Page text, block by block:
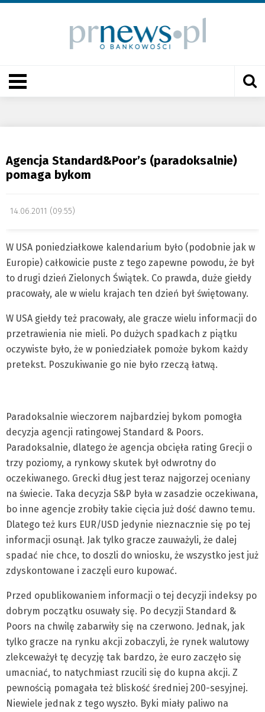
Agencja Standard&Poor’s (paradoksalnie)
pomaga bykom
14.06.2011 (09:55)
W USA poniedziałkowe kalendarium było (podobnie jak w
Europie) całkowicie puste z tego zapewne powodu, że był
to drugi dzień Zielonych Świątek. Co prawda, duże giełdy
pracowały, ale w wielu krajach ten dzień był świętowany.
W USA giełdy też pracowały, ale gracze wielu informacji do
przetrawienia nie mieli. Po dużych spadkach z piątku
oczywiste było, że w poniedziałek pomoże bykom każdy
pretekst. Poszukiwanie go nie było rzeczą łatwą.
Paradoksalnie wieczorem najbardziej bykom pomogła
decyzja agencji ratingowej Standard & Poors.
Paradoksalnie, dlatego że agencja obcięła rating Grecji o
trzy poziomy, a rynkowy skutek był odwrotny do
oczekiwanego. Grecki dług jest teraz najgorzej oceniany
na świecie. Taka decyzja S&P była w zasadzie oczekiwana,
bo inne agencje zrobiły takie cięcia już dość dawno temu.
Dlatego też kurs EUR/USD jedynie nieznacznie się po tej
informacji osunął. Jak tylko gracze zauważyli, że dalej
spadać nie chce, to doszli do wniosku, że wszystko jest już
zdyskontowane i zaczęli euro kupować.
Przed opublikowaniem informacji o tej decyzji indeksy po
dobrym początku osuwały się. Po decyzji Standard &
Poors na chwilę zabarwiły się na czerwono. Jednak, jak
tylko gracze na rynku akcji zobaczyli, że rynek walutowy
zlekceważył tę decyzję tak bardzo, że euro zaczęło się
umacniać, to natychmiast rzucili się do kupna akcji. Z
pewnością pomagała też bliskość średniej 200-sesyjnej.
Niewiele jednak z tego wyszło. Byki miały paliwo na